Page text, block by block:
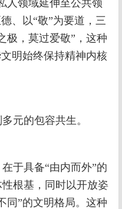
人领域延伸至公共领
、以“敬”为要道，三
极，莫过爱敬”，这种
明始终保持精神内核
元的包容共生。
于具备“由内而外”的
根基，同时以开放姿
同”的文明格局。这种